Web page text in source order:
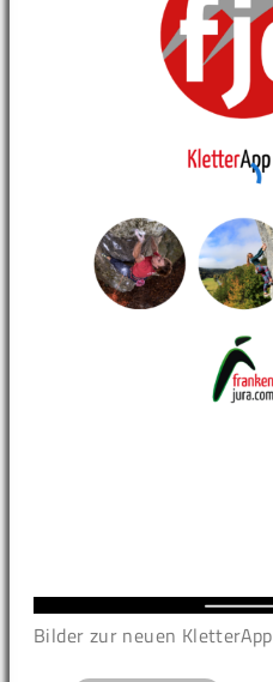
Bilder zur neuen KletterApp